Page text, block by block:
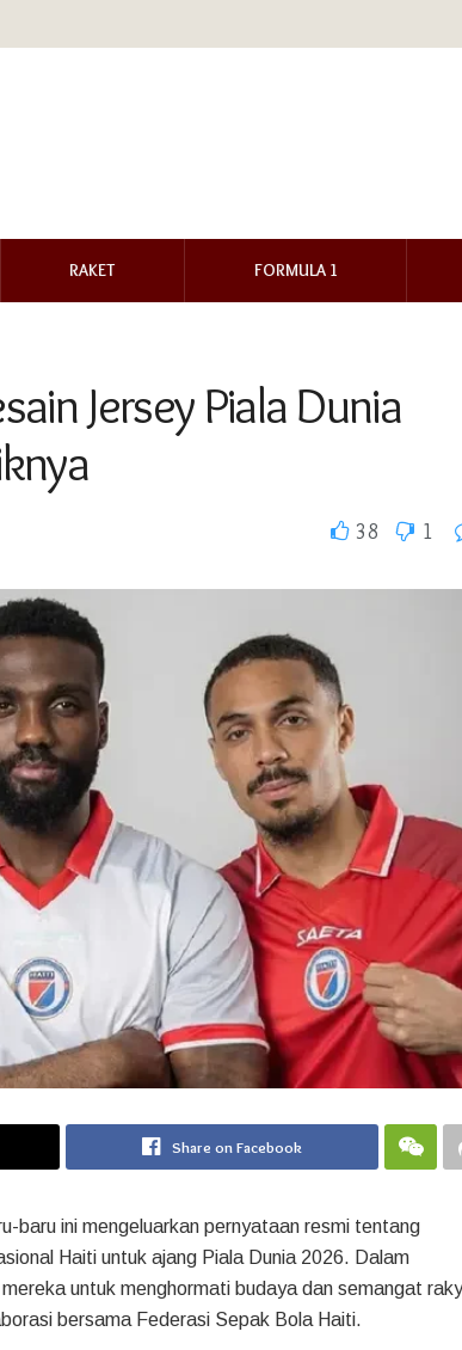
RAKET FORMULA 1
Jersey Piala Dunia
38 1
Share on Facebook
baru ini mengeluarkan pernyataan resmi tentang
Haiti untuk ajang Piala Dunia 2026. Dalam
untuk menghormati budaya dan semangat
bersama Federasi Sepak Bola Haiti.